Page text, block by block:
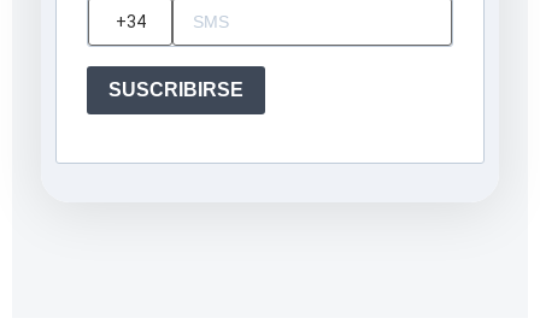
SUSCRIBIRSE